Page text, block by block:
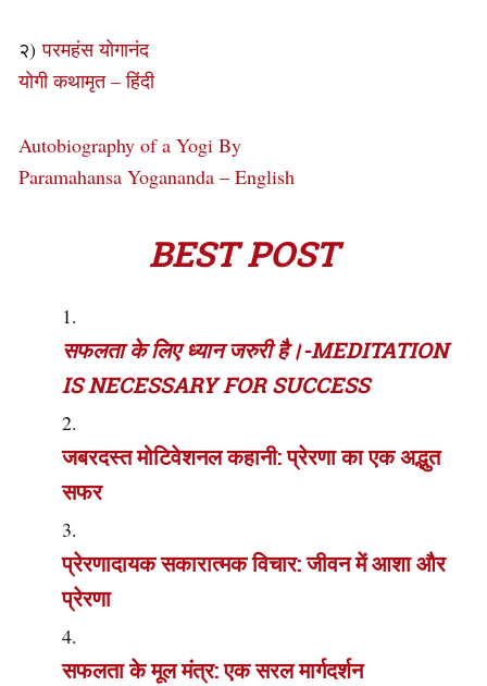
२)परमहंस योगानंद
योगी कथामृत – हिंदी
Autobiography of a Yogi By
Paramahansa Yogananda – English
BEST POST
सफलता के लिए ध्यान जरुरी है।-MEDITATION
IS NECESSARY FOR SUCCESS
जबरदस्त मोटिवेशनल कहानी: प्रेरणा का एक अद्भुत
सफर
प्रेरणादायक सकारात्मक विचार: जीवन में आशा और
प्रेरणा
सफलता के मूल मंत्र: एक सरल मार्गदर्शन